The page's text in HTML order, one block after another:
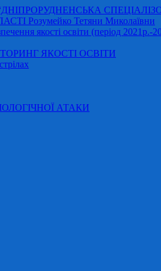
Розумейко Тетяни Миколаївни
якості освіти (період 2021р.-
ЯКОСТІ ОСВІТИ
АТАКИ